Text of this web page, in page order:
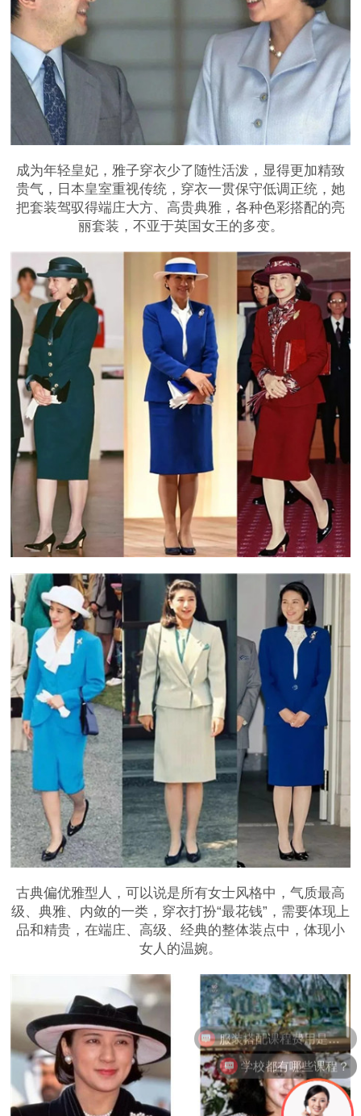
成为年轻皇妃，雅子穿衣少了随性活泼，显得更加精致
贵气，日本皇室重视传统，穿衣一贯保守低调正统，她
把套装驾驭得端庄大方、高贵典雅，各种色彩搭配的亮
丽套装，不亚于英国女王的多变。
古典偏优雅型人，可以说是所有女士风格中，气质最高
级、典雅、内敛的一类，穿衣打扮“最花钱”，需要体现上
品和精贵，在端庄、高级、经典的整体装点中，体现小
女人的温婉。
学完课程颁发什么证书？